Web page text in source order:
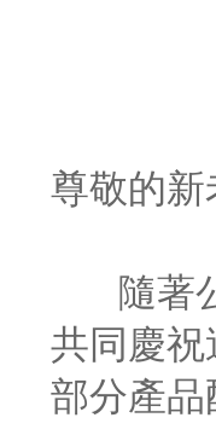
尊敬的
隨著公
共同慶
部分產